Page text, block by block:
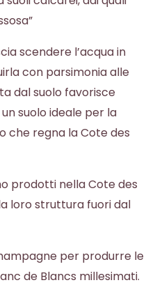
scendere l’acqua in
con parsimonia alle
dal suolo favorisce
suolo ideale per la
che regna la Cote des
prodotti nella Cote des
loro struttura fuori dal
per produrre le
de Blancs millesimati.